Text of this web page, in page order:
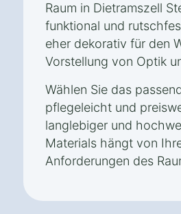
Raum in Dietramszell
funktional und
eher dekorativ für den
Vorstellung von Optik
Wählen Sie das
pflegeleicht und
langlebiger und
Materials hängt von
Anforderungen des